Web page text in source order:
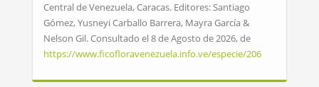
Central de Venezuela, Caracas. Editores: Santiago
Gómez, Yusneyi Carballo Barrera, Mayra García &
Nelson Gil. Consultado el 8 de Agosto de 2026, de
https://www.ficofloravenezuela.info.ve/especie/206